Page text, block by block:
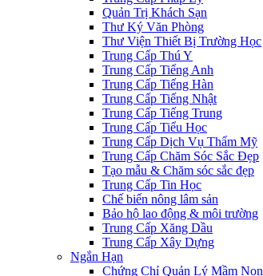
Quản Trị Khách Sạn
Thư Ký Văn Phòng
Thư Viện Thiết Bị Trường Học
Trung Cấp Thú Y
Trung Cấp Tiếng Anh
Trung Cấp Tiếng Hàn
Trung Cấp Tiếng Nhật
Trung Cấp Tiếng Trung
Trung Cấp Tiểu Học
Trung Cấp Dịch Vụ Thẩm Mỹ
Trung Cấp Chăm Sóc Sắc Đẹp
Tạo mẫu & Chăm sóc sắc đẹp
Trung Cấp Tin Học
Chế biến nông lâm sản
Bảo hộ lao động & môi trường
Trung Cấp Xăng Dầu
Trung Cấp Xây Dựng
Ngắn Hạn
Chứng Chỉ Quản Lý Mầm Non